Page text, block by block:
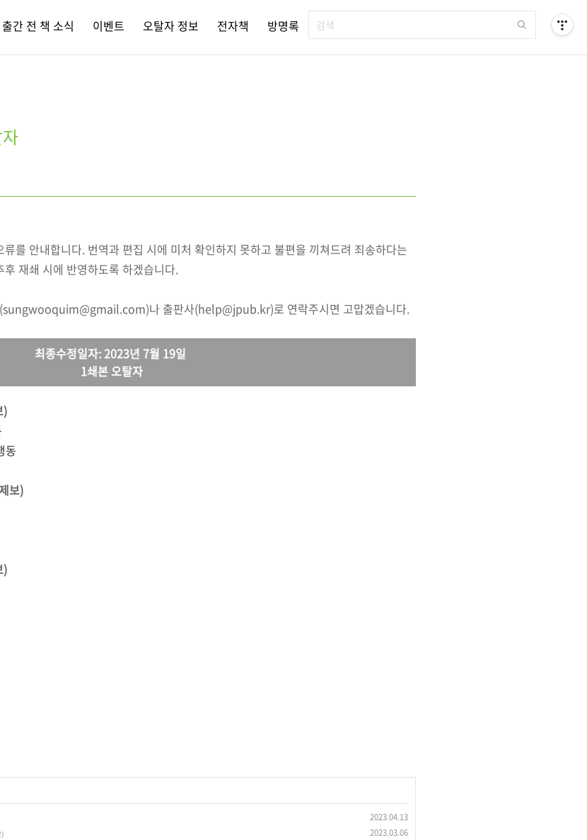
출간 전 책 소식 이벤트 오탈자 정보 전자책 방명록
를 안내합니다. 번역과 편집 시에 미처 확인하지 못하고 불편을 끼쳐드려 죄송하다는
재쇄 시에 반영하도록 하겠습니다.
(sungwooquim@gmail.com)나 출판사(help@jpub.kr)로 연락주시면 고맙겠습니다.
최종수정일자: 2023년 7월 19일
1쇄본 오탈자
)
동
보)
)
2023.04.13
2023.03.06